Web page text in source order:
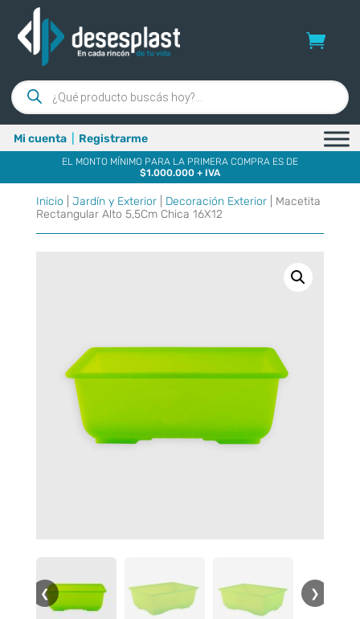
Búsqueda
de
productos
Mi cuenta Registrarme
EL MONTO MÍNIMO PARA LA PRIMERA COMPRA ES DE
$1.000.000 + IVA
Inicio Jardín y Exterior| Decoración Exterior| Macetita
Rectangular Alto 5,5Cm Chica 16X12
❮ ❯